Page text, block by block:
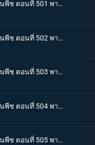
One piece วันพีช ตอนที่ 501 พากย์ไทย ไฟที่ถูกจุดขึ้น! เกรย์!เทอมินอล ตกอยู่ในอันตราย
One piece วันพีช ตอนที่ 502 พากย์ไทย อิสระอยู่แห่งหนใด!? การออกเรือที่แสนเศร้าของเด็กชาย
One piece วันพีช ตอนที่ 503 พากย์ไทย ฝากดูแลด้วย! จดหมายที่พี่น้องทิ้งไว้!
One piece วันพีช ตอนที่ 504 พากย์ไทย เพื่อบรรลุคำสัญญา ! การออกเดินทางของแต่ละคน!
One piece วันพีช ตอนที่ 505 พากย์ไทย อยากเจอพรรคพวก! เสียงตะโกนทั้งน้ำตาของลูฟี่